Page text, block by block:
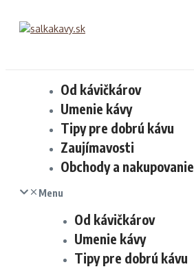
Od kávičkárov
Umenie kávy
Tipy pre dobrú kávu
Zaujímavosti
Obchody a nakupovanie
Menu
Od kávičkárov
Umenie kávy
Tipy pre dobrú kávu